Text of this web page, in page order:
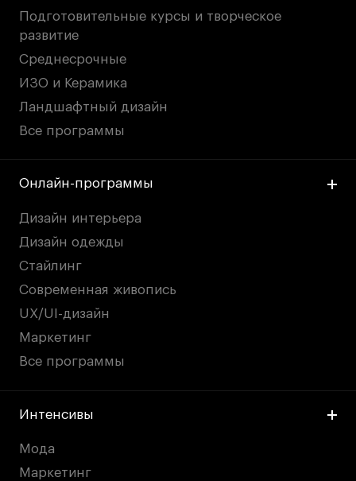
Подготовительные курсы и творческое
развитие
Среднесрочные
ИЗО и Керамика
Ландшафтный дизайн
Все программы
Онлайн-программы
Дизайн интерьера
Дизайн одежды
Стайлинг
Современная живопись
UX/UI-дизайн
Маркетинг
Все программы
Интенсивы
Мода
Маркетинг